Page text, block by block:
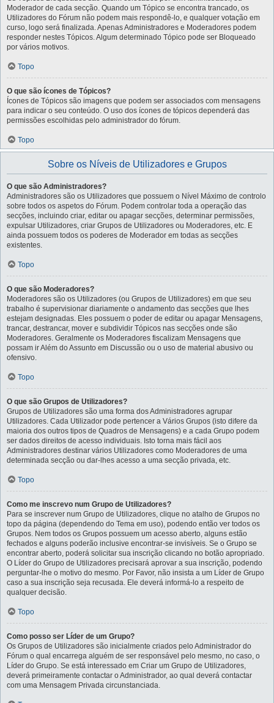
Moderador de cada secção. Quando um Tópico se encontra trancado, os
Utilizadores do Fórum não podem mais respondê-lo, e qualquer votação em
curso, logo será finalizada. Apenas Administradores e Moderadores podem
responder nestes Tópicos. Algum determinado Tópico pode ser Bloqueado
por vários motivos.
Topo
O que são ícones de Tópicos?
Ícones de Tópicos são imagens que podem ser associados com mensagens
para indicar o seu conteúdo. O uso dos ícones de tópicos dependerá das
permissões escolhidas pelo administrador do fórum.
Topo
Sobre os Níveis de Utilizadores e Grupos
O que são Administradores?
Administradores são os Utilizadores que possuem o Nível Máximo de controlo
sobre todos os aspetos do Fórum. Podem controlar toda a operação das
secções, incluindo criar, editar ou apagar secções, determinar permissões,
expulsar Utilizadores, criar Grupos de Utilizadores ou Moderadores, etc. E
ainda possuem todos os poderes de Moderador em todas as secções
existentes.
Topo
O que são Moderadores?
Moderadores são os Utilizadores (ou Grupos de Utilizadores) em que seu
trabalho é supervisionar diariamente o andamento das secções que lhes
estejam designadas. Eles possuem o poder de editar ou apagar Mensagens,
trancar, destrancar, mover e subdividir Tópicos nas secções onde são
Moderadores. Geralmente os Moderadores fiscalizam Mensagens que
possam ir Além do Assunto em Discussão ou o uso de material abusivo ou
ofensivo.
Topo
O que são Grupos de Utilizadores?
Grupos de Utilizadores são uma forma dos Administradores agrupar
Utilizadores. Cada Utilizador pode pertencer a Vários Grupos (isto difere da
maioria dos outros tipos de Quadros de Mensagens) e a cada Grupo podem
ser dados direitos de acesso individuais. Isto torna mais fácil aos
Administradores destinar vários Utilizadores como Moderadores de uma
determinada secção ou dar-lhes acesso a uma secção privada, etc.
Topo
Como me inscrevo num Grupo de Utilizadores?
Para se inscrever num Grupo de Utilizadores, clique no atalho de Grupos no
topo da página (dependendo do Tema em uso), podendo então ver todos os
Grupos. Nem todos os Grupos possuem um acesso aberto, alguns estão
fechados e alguns poderão inclusive encontrar-se invisíveis. Se o Grupo se
encontrar aberto, poderá solicitar sua inscrição clicando no botão apropriado.
O Líder do Grupo de Utilizadores precisará aprovar a sua inscrição, podendo
perguntar-lhe o motivo do mesmo. Por Favor, não insista a um Líder de Grupo
caso a sua inscrição seja recusada. Ele deverá informá-lo a respeito de
qualquer decisão.
Topo
Como posso ser Líder de um Grupo?
Os Grupos de Utilizadores são inicialmente criados pelo Administrador do
Fórum o qual encarrega alguém de ser responsável pelo mesmo, no caso, o
Líder do Grupo. Se está interessado em Criar um Grupo de Utilizadores,
deverá primeiramente contactar o Administrador, ao qual deverá contactar
com uma Mensagem Privada circunstanciada.